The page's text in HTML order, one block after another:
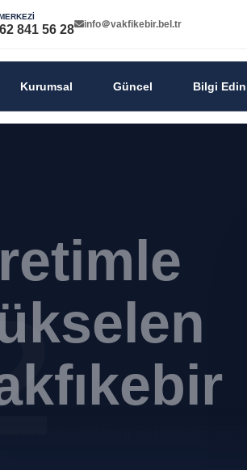
841 56 28 info＠vakfikebir.bel.tr
Kurumsal Güncel Bilgi